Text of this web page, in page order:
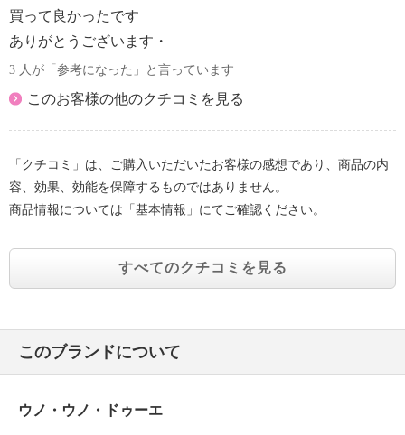
買って良かったです
ありがとうございます・
3 人が「参考になった」と言っています
このお客様の他のクチコミを見る
「クチコミ」は、ご購入いただいたお客様の感想であり、商品の内
容、効果、効能を保障するものではありません。
商品情報については「基本情報」にてご確認ください。
すべてのクチコミを見る
このブランドについて
ウノ・ウノ・ドゥーエ